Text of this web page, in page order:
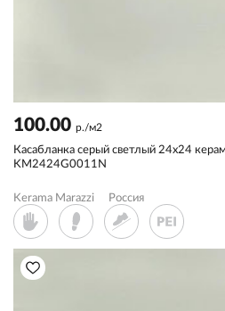
100.00 р./м2
Касабланка серый светлый 24х24
KM2424G0011N
Kerama Marazzi Россия